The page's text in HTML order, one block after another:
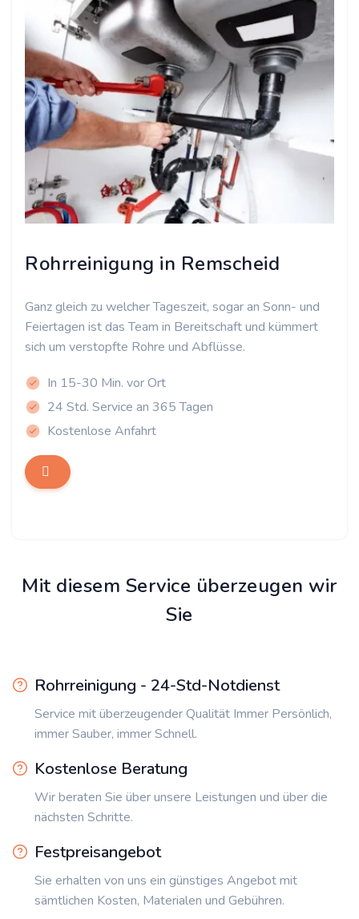
Rohrreinigung in Remscheid
Ganz gleich zu welcher Tageszeit, sogar an Sonn- und
Feiertagen ist das Team in Bereitschaft und kümmert
sich um verstopfte Rohre und Abflüsse.
In 15-30 Min. vor Ort
24 Std. Service an 365 Tagen
Kostenlose Anfahrt
Mit diesem Service überzeugen wir
Sie
Rohrreinigung - 24-Std-Notdienst
Service mit überzeugender Qualität Immer Persönlich,
immer Sauber, immer Schnell.
Kostenlose Beratung
Wir beraten Sie über unsere Leistungen und über die
nächsten Schritte.
Festpreisangebot
Sie erhalten von uns ein günstiges Angebot mit
sämtlichen Kosten, Materialen und Gebühren.